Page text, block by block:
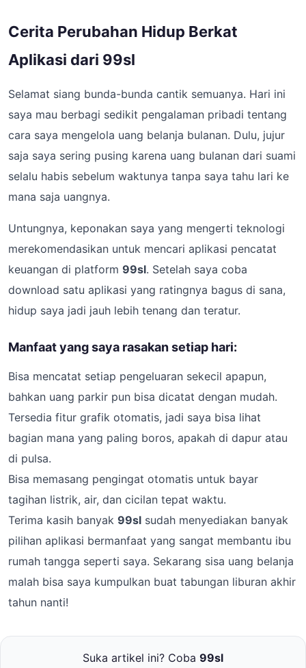
Cerita Perubahan Hidup Berkat
Aplikasi dari 99sl
Selamat siang bunda-bunda cantik semuanya. Hari ini
saya mau berbagi sedikit pengalaman pribadi tentang
cara saya mengelola uang belanja bulanan. Dulu, jujur
saja saya sering pusing karena uang bulanan dari suami
selalu habis sebelum waktunya tanpa saya tahu lari ke
mana saja uangnya.
Untungnya, keponakan saya yang mengerti teknologi
merekomendasikan untuk mencari aplikasi pencatat
keuangan di platform 99sl. Setelah saya coba
download satu aplikasi yang ratingnya bagus di sana,
hidup saya jadi jauh lebih tenang dan teratur.
Manfaat yang saya rasakan setiap hari:
Bisa mencatat setiap pengeluaran sekecil apapun,
bahkan uang parkir pun bisa dicatat dengan mudah.
Tersedia fitur grafik otomatis, jadi saya bisa lihat
bagian mana yang paling boros, apakah di dapur atau
di pulsa.
Bisa memasang pengingat otomatis untuk bayar
tagihan listrik, air, dan cicilan tepat waktu.
Terima kasih banyak 99sl sudah menyediakan banyak
pilihan aplikasi bermanfaat yang sangat membantu ibu
rumah tangga seperti saya. Sekarang sisa uang belanja
malah bisa saya kumpulkan buat tabungan liburan akhir
tahun nanti!
Suka artikel ini? Coba 99sl